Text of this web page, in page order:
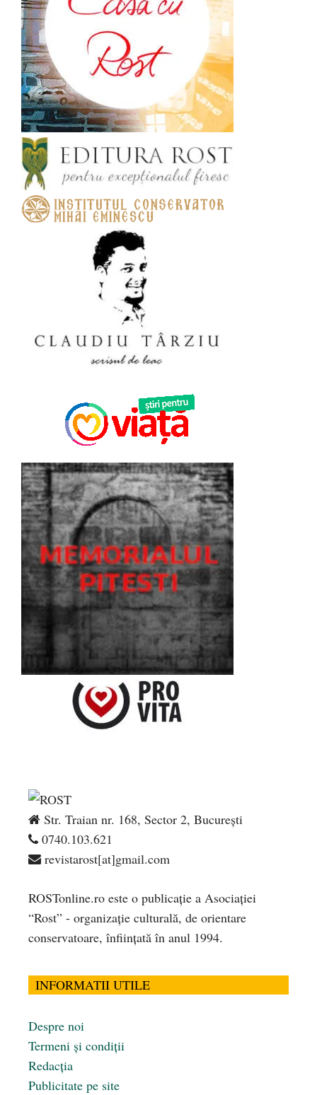
Str. Traian nr. 168, Sector 2, București
0740.103.621
revistarost[at]gmail.com
ROSTonline.ro este o publicaţie a Asociaţiei
“Rost” - organizaţie culturală, de orientare
conservatoare, înfiinţată în anul 1994.
INFORMATII UTILE
Despre noi
Termeni și condiții
Redacția
Publicitate pe site